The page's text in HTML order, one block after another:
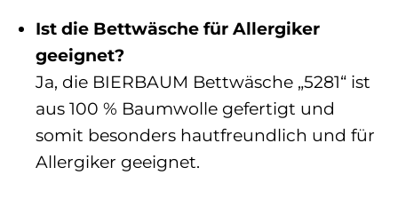
Ist die Bettwäsche für Allergiker
geeignet?
Ja, die BIERBAUM Bettwäsche „5281“ ist
aus 100 % Baumwolle gefertigt und
somit besonders hautfreundlich und für
Allergiker geeignet.